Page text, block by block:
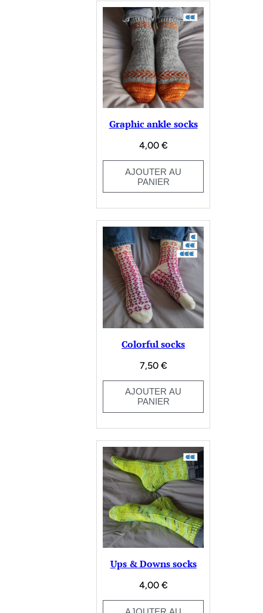
Graphic ankle socks
4,00 €
AJOUTER AU
PANIER
Colorful socks
7,50 €
AJOUTER AU
PANIER
Ups & Downs socks
4,00 €